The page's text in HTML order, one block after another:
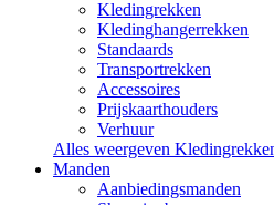
Kledingrekken
Kledinghangerrekken
Standaards
Transportrekken
Accessoires
Prijskaarthouders
Verhuur
Alles weergeven
Manden
Aanbiedingsmanden